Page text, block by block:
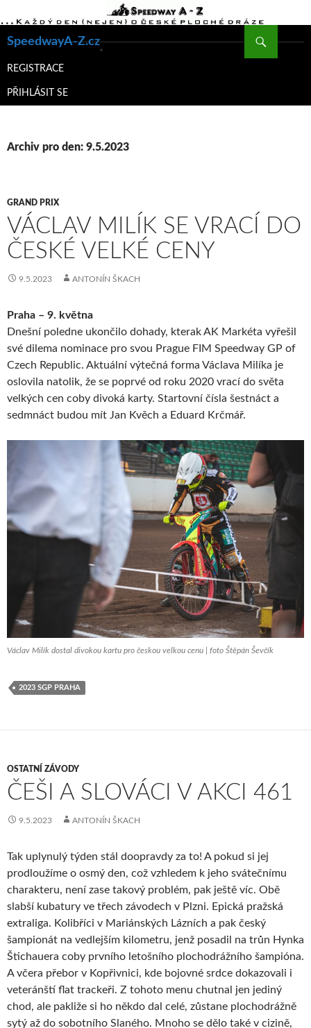
SpeedwayA-Z.cz
K
WEBU
REGISTRACE
PŘIHLÁSIT SE
Archiv pro den: 9.5.2023
GRAND PRIX
VÁCLAV MILÍK SE VRACÍ DO
ČESKÉ VELKÉ CENY
9.5.2023 ANTONÍN ŠKACH
Praha – 9. května
Dnešní poledne ukončilo dohady, kterak AK Markéta vyřešil
své dilema nominace pro svou Prague FIM Speedway GP of
Czech Republic. Aktuální výtečná forma Václava Milíka je
oslovila natolik, že se poprvé od roku 2020 vrací do světa
velkých cen coby divoká karty. Startovní čísla šestnáct a
sedmnáct budou mít Jan Kvěch a Eduard Krčmář.
Václav Milík dostal divokou kartu pro českou velkou cenu | foto Štěpán Ševčík
2023 SGP PRAHA
OSTATNÍ ZÁVODY
ČEŠI A SLOVÁCI V AKCI 461
9.5.2023 ANTONÍN ŠKACH
Tak uplynulý týden stál doopravdy za to! A pokud si jej
prodloužíme o osmý den, což vzhledem k jeho svátečnímu
charakteru, není zase takový problém, pak ještě víc. Obě
slabší kubatury ve třech závodech v Plzni. Epická pražská
extraliga. Kolibříci v Mariánských Lázních a pak český
šampionát na vedlejším kilometru, jenž posadil na trůn Hynka
Štichauera coby prvního letošního plochodrážního šampióna.
A včera přebor v Kopřivnici, kde bojovné srdce dokazovali i
veteránští flat trackeři. Z tohoto menu chutnal jen jediný
chod, ale pakliže si ho někdo dal celé, zůstane plochodrážně
sytý až do sobotního Slaného. Mnoho se dělo také v cizině,